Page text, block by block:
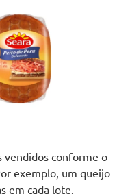
vendidos conforme o
exemplo, um queijo
em cada lote.